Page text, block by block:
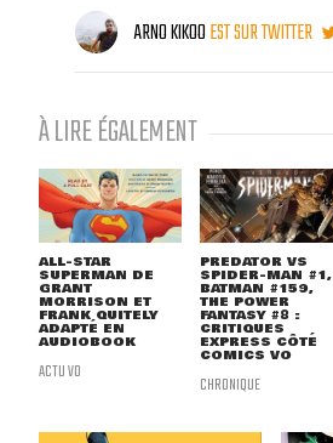
ARNO KIKOOEST SUR TWITTER
À LIRE ÉGALEMENT
ALL-STAR
SUPERMAN DE
GRANT
MORRISON ET
FRANK QUITELY
ADAPTÉ EN
AUDIOBOOK
ACTU VO
PREDATOR VS
SPIDER-MAN #1,
BATMAN #159,
THE POWER
FANTASY #8 :
CRITIQUES
EXPRESS CÔTÉ
COMICS VO
CHRONIQUE